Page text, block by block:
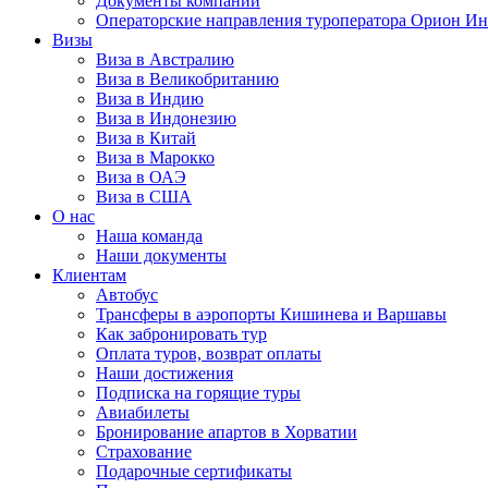
Операторские направления туроператора Орион
Визы
Виза в Австралию
Виза в Великобританию
Виза в Индию
Виза в Индонезию
Виза в Китай
Виза в Марокко
Виза в ОАЭ
Виза в США
О нас
Наша команда
Наши документы
Клиентам
Автобус
Трансферы в аэропорты Кишинева и Варшавы
Как забронировать тур
Оплата туров, возврат оплаты
Наши достижения
Подписка на горящие туры
Авиабилеты
Бронирование апартов в Хорватии
Страхование
Подарочные сертификаты